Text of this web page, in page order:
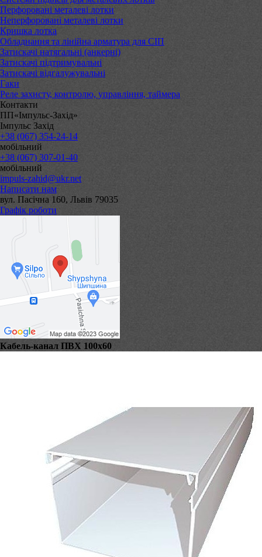
Перфоровані металеві лотки
Неперфоровані металеві лотки
Кришка лотка
Обладнання та лінійна арматура для СІП
Затискачі натягальні (анкерні)
Затискачі підтримувальні
Затискачі відгалужувальні
Гаки
Реле захисту, контролю, управління, таймера
Контакти
ПП«Імпульс-Захід»
Імпульс Захід
+38 (067) 354-24-14
мобільний
+38 (067) 307-01-40
мобільний
impuls-zahid@ukr.net
Написати нам
вул. Пасічна 160, Львів 79035
Графік роботи
Кабель-канал ПВХ 100х60